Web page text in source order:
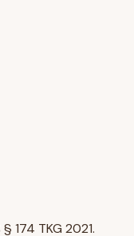
174 TKG 2021.